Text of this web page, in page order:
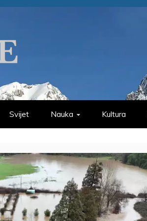
Svijet Nauka Kultura